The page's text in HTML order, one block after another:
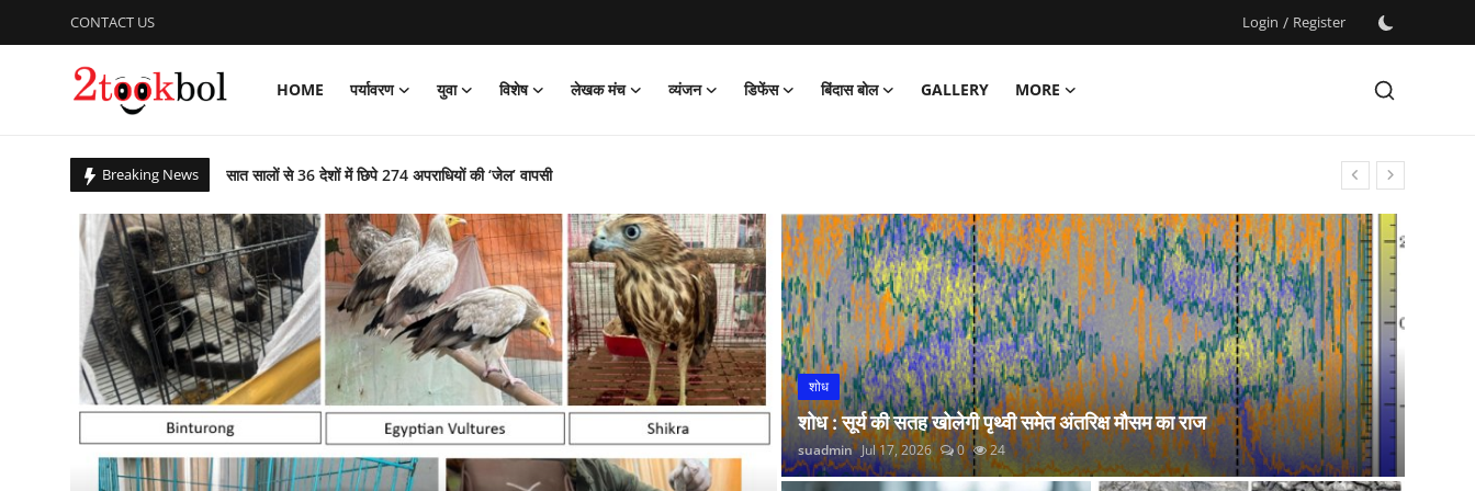
CONTACT US Login / Register
HOME पर्यावरण युवा विशेष लेखक मंच व्यंजन डिफेंस बिंदास बोल GALLERY
MORE
Breaking News
सात सालों से 36 देशों में छिपे 274 अपराधियों की ‘जेल’ वापसी
बिहार उपचुनाव : पीके जीते, भाजपा, लालू यादव और नितीश कुमार हारे!
आजादी के 79 वर्ष के उपलक्ष्य में एनसीसी ने किया साइक्लोथॉन 2026 का आयोजन
पीएम ने ‘नशा मुक्त युवा फॉर विकसित भारत संकल्प अभियान’ की शुरुआत की
ग्लासगो कॉमनवेल्थ खेलों में भारत मुक्केबाजों ने लगाई सोने की झड़ी
संस्कार भारती, साहित्य विभाग की अवध प्रांत की प्रांतीय बैठक
गुरु पूर्णिमा : शिष्यों ने किया डॉ अजय का गुरुपूजन, रंगारंग समारोह
राष्ट्रीय शूटिंग में भास्कर नाथ पांडेय का शानदार प्रदर्शन
पाकिस्तान में छह वर्षों तक विपरीत परिस्थितियों रहकर डोभाल ने की राष्ट्र सेवा
शोध
शोध : सूर्य की सतह खोलेगी पृथ्वी समेत अंतरिक्ष मौसम का राज
suadmin Jul 17, 2026 0 24